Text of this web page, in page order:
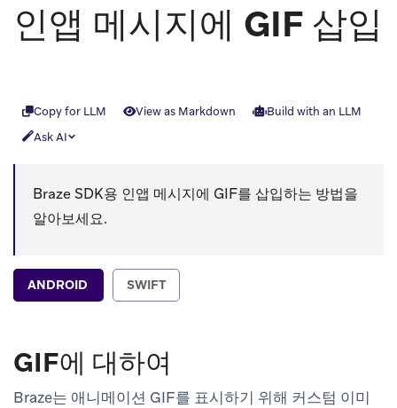
인앱 메시지에 GIF 삽입
Copy for LLM View as Markdown
Build with an LLM
Ask AI
Braze SDK용 인앱 메시지에 GIF를 삽입하는 방법을
알아보세요.
ANDROID SWIFT
GIF에 대하여
Braze는 애니메이션 GIF를 표시하기 위해 커스텀 이미